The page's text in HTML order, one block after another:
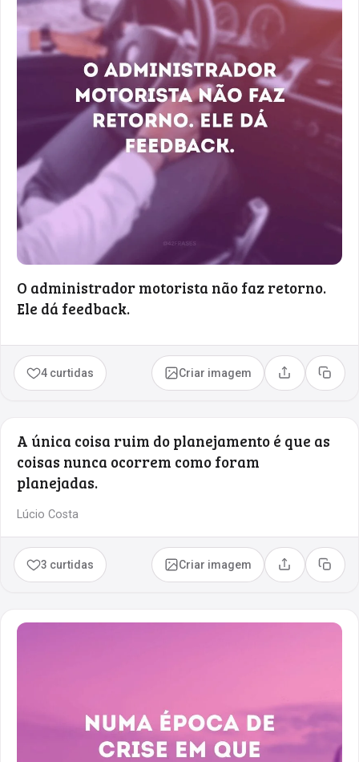
O administrador motorista não faz retorno.
Ele dá feedback.
4 curtidas Criar imagem Compartilhar
Copiar
A única coisa ruim do planejamento é que as
coisas nunca ocorrem como foram
planejadas.
Lúcio Costa
3 curtidas Criar imagem Compartilhar
Copiar